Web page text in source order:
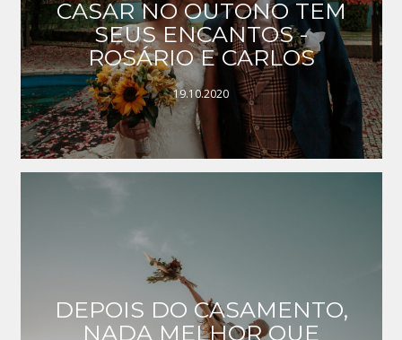
CASAR NO OUTONO TEM
SEUS ENCANTOS -
ROSÁRIO E CARLOS
19.10.2020
DEPOIS DO CASAMENTO,
NADA MELHOR QUE